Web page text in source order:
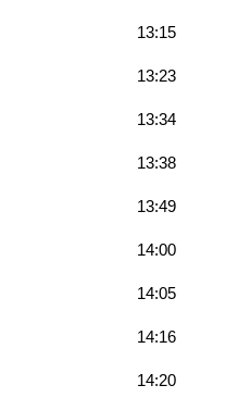
13:15
13:23
13:34
13:38
13:49
14:00
14:05
14:16
14:20